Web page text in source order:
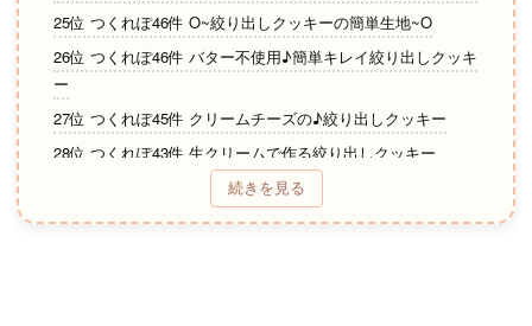
25位 つくれぽ46件 O~絞り出しクッキーの簡単生地~O
26位 つくれぽ46件 バター不使用♪簡単キレイ絞り出しクッキ
ー
27位 つくれぽ45件 クリームチーズの♪絞り出しクッキー
28位 つくれぽ43件 生クリームで作る絞り出しクッキー
29位 つくれぽ42件 華やか簡単♡絞り出しクッキー桜・ハート
30位 つくれぽ36件 卵白1個とサラダ油で簡単絞り出しクッキー
続きを見る